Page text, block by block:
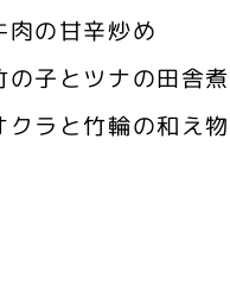
肉の甘辛炒め
の子とツナの田舎煮
クラと竹輪の和え物